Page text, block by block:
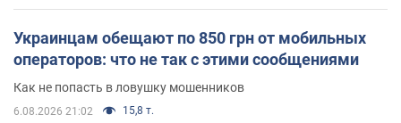
Украинцам обещают по 850 грн от мобильных
операторов: что не так с этими сообщениями
Как не попасть в ловушку мошенников
6.08.2026 21:02 15,8 т.